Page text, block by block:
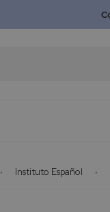
Instituto Español